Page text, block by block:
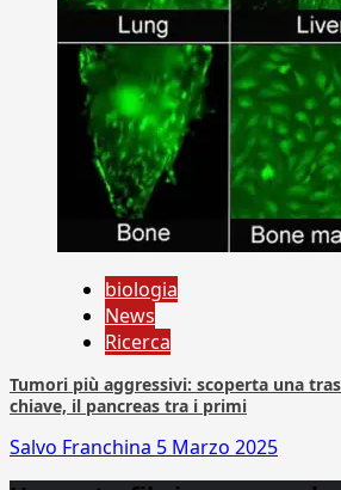
biologia
News
Ricerca
Tumori più aggressivi: scoperta una
chiave, il pancreas tra i primi
Salvo Franchina 5 Marzo 2025